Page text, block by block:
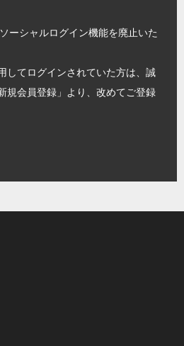
ーシャルログイン機能を廃止いた
してログインされていた方は、誠
規会員登録」より、改めてご登録